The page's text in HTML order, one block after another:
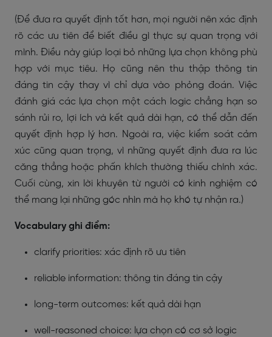
(Để đưa ra quyết định tốt hơn, mọi người nên xác định
rõ các ưu tiên để biết điều gì thực sự quan trọng với
mình. Điều này giúp loại bỏ những lựa chọn không phù
hợp với mục tiêu. Họ cũng nên thu thập thông tin
đáng tin cậy thay vì chỉ dựa vào phỏng đoán. Việc
đánh giá các lựa chọn một cách logic chẳng hạn so
sánh rủi ro, lợi ích và kết quả dài hạn, có thể dẫn đến
quyết định hợp lý hơn. Ngoài ra, việc kiểm soát cảm
xúc cũng quan trọng, vì những quyết định đưa ra lúc
căng thẳng hoặc phấn khích thường thiếu chính xác.
Cuối cùng, xin lời khuyên từ người có kinh nghiệm có
thể mang lại những góc nhìn mà họ khó tự nhận ra.)
Vocabulary ghi điểm:
clarify priorities: xác định rõ ưu tiên
reliable information: thông tin đáng tin cậy
long-term outcomes: kết quả dài hạn
well-reasoned choice: lựa chọn có cơ sở logic